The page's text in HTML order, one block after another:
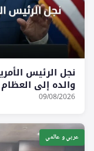
نجل الرئيس
والده إلى
09/08/2026
عربي و عالمي